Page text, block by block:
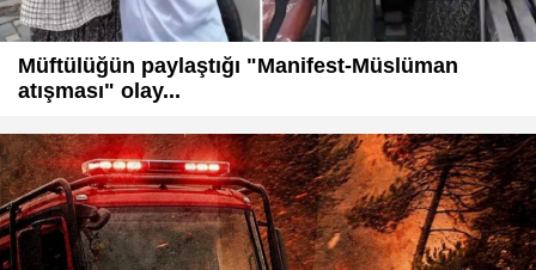
Müftülüğün paylaştığı "Manifest-Müslüman
atışması" olay...